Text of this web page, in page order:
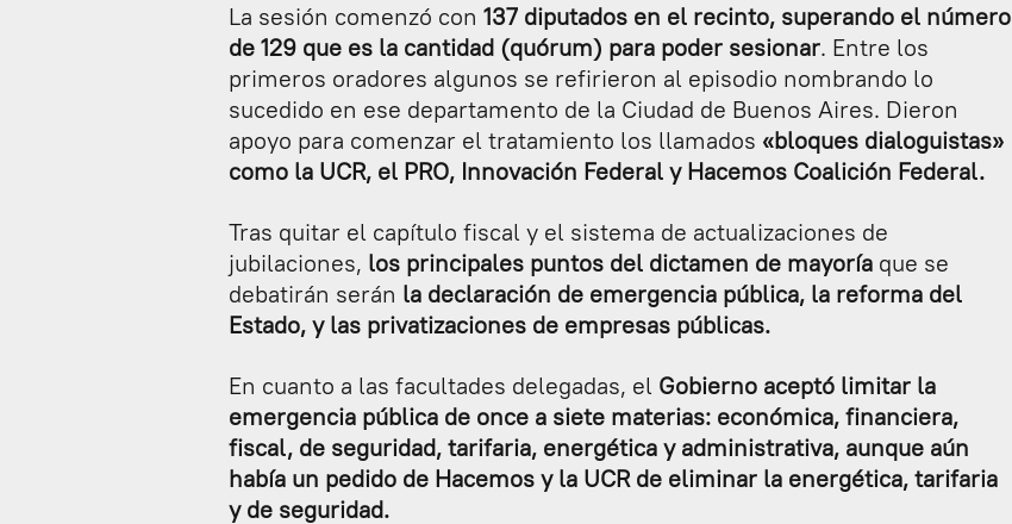
La sesión comenzó con 137 diputados en el recinto, superando el número
de 129 que es la cantidad (quórum) para poder sesionar. Entre los
primeros oradores algunos se refirieron al episodio nombrando lo
sucedido en ese departamento de la Ciudad de Buenos Aires. Dieron
apoyo para comenzar el tratamiento los llamados «bloques dialoguistas»
como la UCR, el PRO, Innovación Federal y Hacemos Coalición Federal.
Tras quitar el capítulo fiscal y el sistema de actualizaciones de
jubilaciones, los principales puntos del dictamen de mayoría que se
debatirán serán la declaración de emergencia pública, la reforma del
Estado, y las privatizaciones de empresas públicas.
En cuanto a las facultades delegadas, el Gobierno aceptó limitar la
emergencia pública de once a siete materias: económica, financiera,
fiscal, de seguridad, tarifaria, energética y administrativa, aunque aún
había un pedido de Hacemos y la UCR de eliminar la energética, tarifaria
y de seguridad.